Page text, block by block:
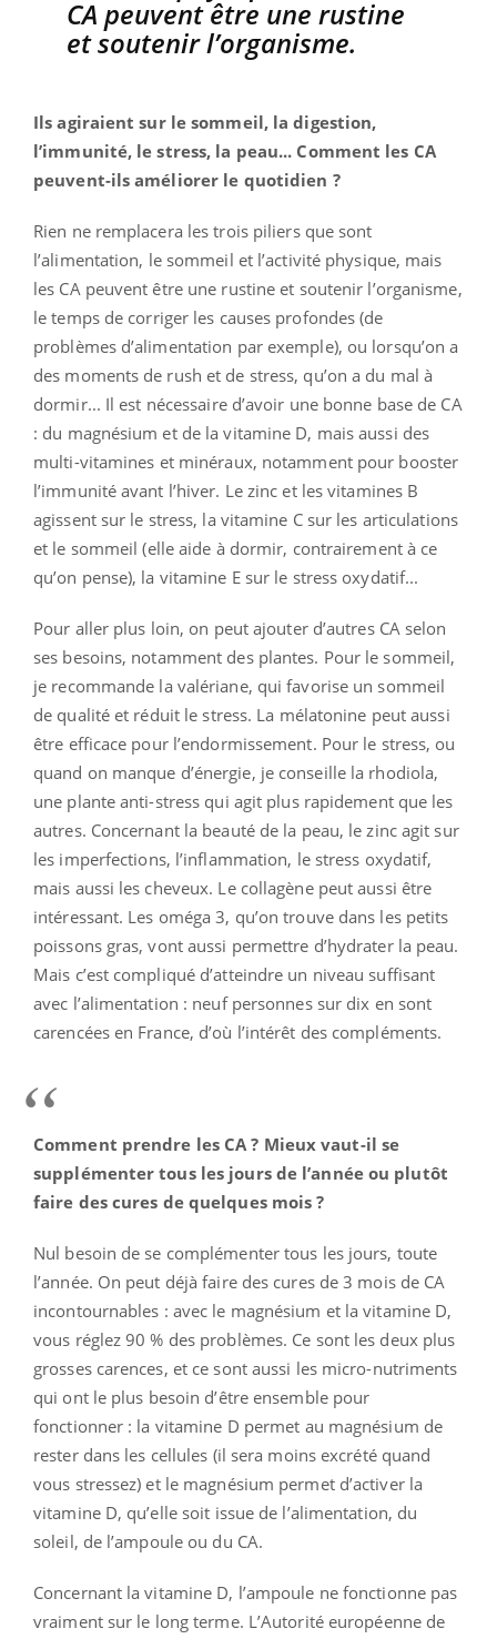
CA peuvent être une rustine
et soutenir l’organisme.
Ils agiraient sur le sommeil, la digestion,
l’immunité, le stress, la peau... Comment les CA
peuvent-ils améliorer le quotidien ?
Rien ne remplacera les trois piliers que sont
l’alimentation, le sommeil et l’activité physique, mais
les CA peuvent être une rustine et soutenir l’organisme,
le temps de corriger les causes profondes (de
problèmes d’alimentation par exemple), ou lorsqu’on a
des moments de rush et de stress, qu’on a du mal à
dormir... Il est nécessaire d’avoir une bonne base de CA
: du magnésium et de la vitamine D, mais aussi des
multi-vitamines et minéraux, notamment pour booster
l’immunité avant l’hiver. Le zinc et les vitamines B
agissent sur le stress, la vitamine C sur les articulations
et le sommeil (elle aide à dormir, contrairement à ce
qu’on pense), la vitamine E sur le stress oxydatif...
Pour aller plus loin, on peut ajouter d’autres CA selon
ses besoins, notamment des plantes. Pour le sommeil,
je recommande la valériane, qui favorise un sommeil
de qualité et réduit le stress. La mélatonine peut aussi
être efficace pour l’endormissement. Pour le stress, ou
quand on manque d’énergie, je conseille la rhodiola,
une plante anti-stress qui agit plus rapidement que les
autres. Concernant la beauté de la peau, le zinc agit sur
les imperfections, l’inflammation, le stress oxydatif,
mais aussi les cheveux. Le collagène peut aussi être
intéressant. Les oméga 3, qu’on trouve dans les petits
poissons gras, vont aussi permettre d’hydrater la peau.
Mais c’est compliqué d’atteindre un niveau suffisant
avec l’alimentation : neuf personnes sur dix en sont
carencées en France, d’où l’intérêt des compléments.
Comment prendre les CA ? Mieux vaut-il se
supplémenter tous les jours de l’année ou plutôt
faire des cures de quelques mois ?
Nul besoin de se complémenter tous les jours, toute
l’année. On peut déjà faire des cures de 3 mois de CA
incontournables : avec le magnésium et la vitamine D,
vous réglez 90 % des problèmes. Ce sont les deux plus
grosses carences, et ce sont aussi les micro-nutriments
qui ont le plus besoin d’être ensemble pour
fonctionner : la vitamine D permet au magnésium de
rester dans les cellules (il sera moins excrété quand
vous stressez) et le magnésium permet d’activer la
vitamine D, qu’elle soit issue de l’alimentation, du
soleil, de l’ampoule ou du CA.
Concernant la vitamine D, l’ampoule ne fonctionne pas
vraiment sur le long terme. L’Autorité européenne de